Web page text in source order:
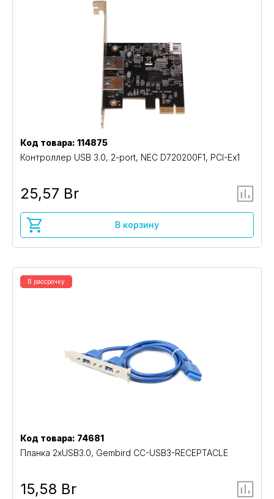
Код товара: 114875
Контроллер USB 3.0, 2-port, NEC D720200F1, PCI-Ex1
25,57 Br
В корзину
В рассрочку
Код товара: 74681
Планка 2xUSB3.0, Gembird CC-USB3-RECEPTACLE
15,58 Br